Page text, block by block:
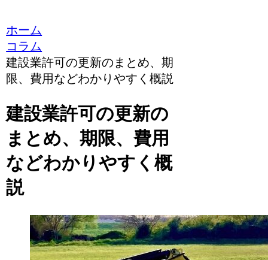
ホーム
コラム
建設業許可の更新のまとめ、期
限、費用などわかりやすく概説
建設業許可の更新の
まとめ、期限、費用
などわかりやすく概
説